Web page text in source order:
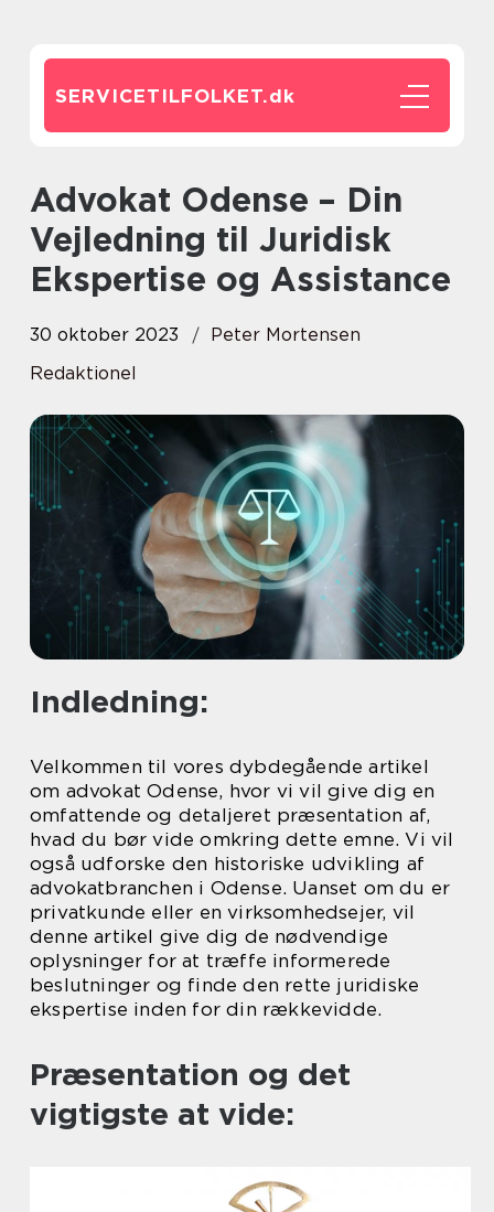
SERVICETILFOLKET.dk
Advokat Odense – Din
Vejledning til Juridisk
Ekspertise og Assistance
30 oktober 2023
Peter Mortensen
Redaktionel
Indledning:
Velkommen til vores dybdegående artikel
om advokat Odense, hvor vi vil give dig en
omfattende og detaljeret præsentation af,
hvad du bør vide omkring dette emne. Vi vil
også udforske den historiske udvikling af
advokatbranchen i Odense. Uanset om du er
privatkunde eller en virksomhedsejer, vil
denne artikel give dig de nødvendige
oplysninger for at træffe informerede
beslutninger og finde den rette juridiske
ekspertise inden for din rækkevidde.
Præsentation og det
vigtigste at vide: